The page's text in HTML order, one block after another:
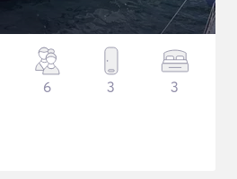
6 3 3